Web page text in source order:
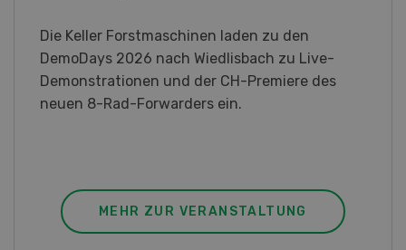
Eine immersive Ausstellung, die den Frauen in
der Landwirtschaft der Westschweiz gewidmet
ist.
MEHR ZUR VERANSTALTUNG